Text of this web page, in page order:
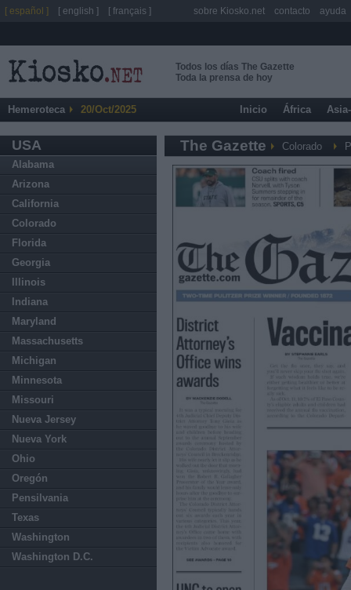
Todos los días The Gazette
Toda la prensa de hoy
Hemeroteca 20/Oct/2025 Inicio África
USA
Alabama
Arizona
California
Colorado
Florida
Georgia
Illinois
Indiana
Maryland
Massachusetts
Michigan
Minnesota
Missouri
Nueva Jersey
Nueva York
Ohio
Oregón
Pensilvania
Texas
Washington
Washington D.C.
The Gazette Colorado
[ español ] [ english ] [ français ] sobre Kiosko.net contacto ayuda